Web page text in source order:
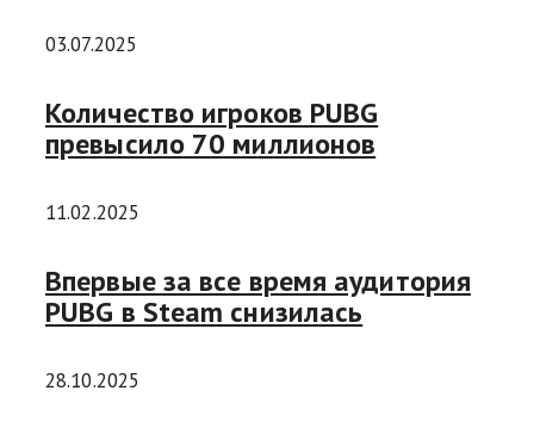
03.07.2025
Количество игроков PUBG
превысило 70 миллионов
11.02.2025
Впервые за все время аудитория
PUBG в Steam снизилась
28.10.2025